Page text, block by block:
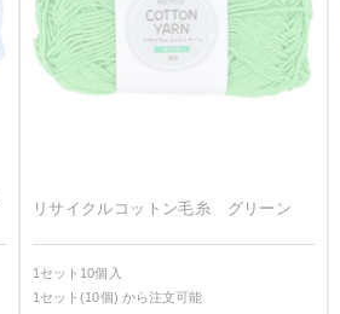
リサイクルコットン毛糸 グリーン
1セット10個入
1セット(10個) から注文可能